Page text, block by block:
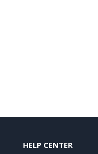
HELP CENTER